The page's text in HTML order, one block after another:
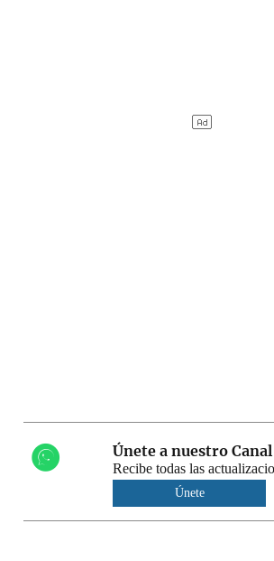
Únete a nuestro
Recibe todas las
Únete